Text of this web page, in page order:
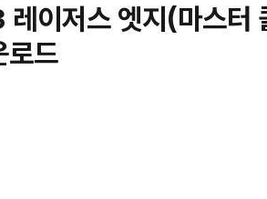
레이저스 엣지(마스
드